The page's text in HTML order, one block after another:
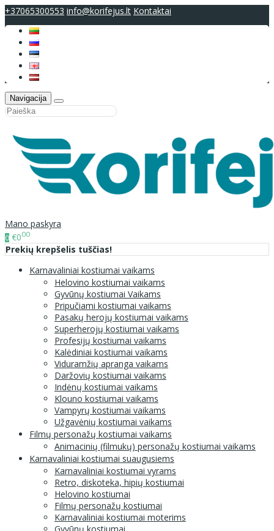
+37065300553 info@korifejus.lt Kontaktai
Navigacija
Mano paskyra
0 €000
Prekių krepšelis tuščias!
Karnavaliniai kostiumai vaikams
Helovino kostiumai vaikams
Gyvūnų kostiumai Vaikams
Pripučiami kostiumai vaikams
Pasakų herojų kostiumai vaikams
Superherojų kostiumai vaikams
Profesijų kostiumai vaikams
Kalėdiniai kostiumai vaikams
Viduramžių apranga vaikams
Daržovių kostiumai vaikams
Indėnų kostiumai vaikams
Klouno kostiumai vaikams
Vampyrų kostiumai vaikams
Užgavėnių kostiumai vaikams
Filmų personažų kostiumai vaikams
Animacinių (filmukų) personažų kostiumai vaikams
Karnavaliniai kostiumai suaugusiems
Karnavaliniai kostiumai vyrams
Retro, diskoteka, hipių kostiumai
Helovino kostiumai
Filmų personažų kostiumai
Karnavaliniai kostiumai moterims
Gyvūnų kostiumai